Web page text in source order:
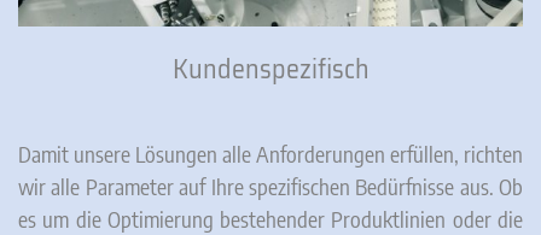
Kundenspezifisch
Damit unsere Lösungen alle Anforderungen erfüllen, richten
wir alle Parameter auf Ihre spezifischen Bedürfnisse aus. Ob
es um die Optimierung bestehender Produktlinien oder die